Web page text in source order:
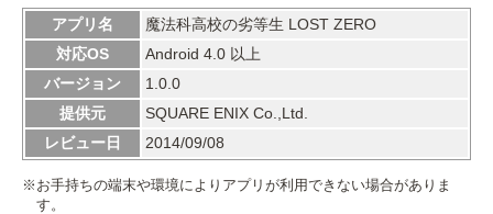
アプリ名
魔法科高校の劣等生 LOST ZERO
対応OS
Android 4.0 以上
バージョン
1.0.0
提供元
SQUARE ENIX Co.,Ltd.
レビュー日
2014/09/08
※お手持ちの端末や環境によりアプリが利用できない場合がありま
す。